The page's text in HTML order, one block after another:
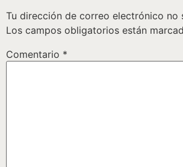
Tu dirección de correo electrónico no
Los campos obligatorios están
Comentario *